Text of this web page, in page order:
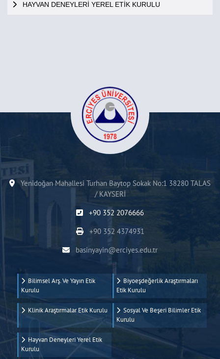
HAYVAN DENEYLERİ YEREL ETİK KURULU
Yenidoğan Mahallesi Turhan Baytop Sokak No:1 38280 TALAS
/ KAYSERİ
+90 352 2076666
+90 352 4374931
basinyayin@erciyes.edu.tr
Bilimsel Arş. Ve Yayın Etik
Kurulu
Biyoeşdeğerlik Araştırmaları
Etik Kurulu
Klinik Araştırmalar Etik Kurulu
Sosyal Ve Beşeri Bilimler Etik
Kurulu
Hayvan Deneyleri Yerel Etik
Kurulu